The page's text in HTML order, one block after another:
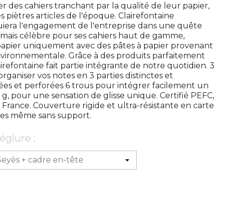
des cahiers tranchant par la qualité de leur papier,
piètres articles de l'époque. Clairefontaine
l'engagement de l'entreprise dans une quête
célèbre pour ses cahiers haut de gamme,
uniquement avec des pâtes à papier provenant
Grâce à des produits parfaitement
fait partie intégrante de notre quotidien. 3
vos notes en 3 parties distinctes et
et perforées 6 trous pour intégrer facilement un
pour une sensation de glisse unique. Certifié PEFC,
Couverture rigide et ultra-résistante en carte
même sans support.
: